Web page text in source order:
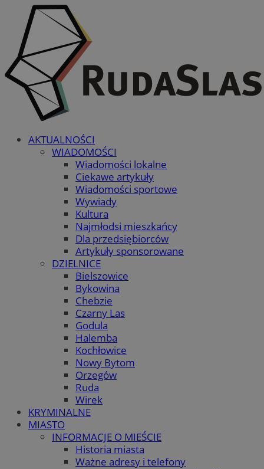
AKTUALNOŚCI
WIADOMOŚCI
Wiadomości lokalne
Ciekawe artykuły
Wiadomości sportowe
Wywiady
Kultura
Najmłodsi mieszkańcy
Dla przedsiębiorców
Artykuły sponsorowane
DZIELNICE
Bielszowice
Bykowina
Chebzie
Czarny Las
Godula
Halemba
Kochłowice
Nowy Bytom
Orzegów
Ruda
Wirek
KRYMINALNE
MIASTO
INFORMACJE O MIEŚCIE
Historia miasta
Ważne adresy i telefony